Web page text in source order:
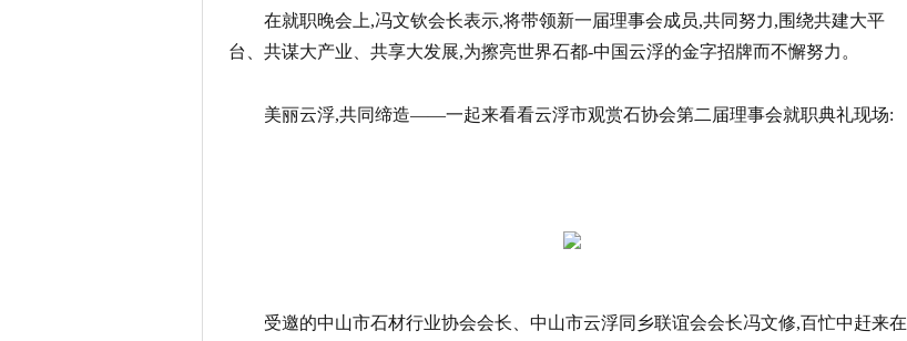
在就职晚会上,冯文钦会长表示,将带领新一届理事会成员,共同努力,围绕共建大平
台、共谋大产业、共享大发展,为擦亮世界石都-中国云浮的金字招牌而不懈努力。
美丽云浮,共同缔造——一起来看看云浮市观赏石协会第二届理事会就职典礼现场:
受邀的中山市石材行业协会会长、中山市云浮同乡联谊会会长冯文修,百忙中赶来在